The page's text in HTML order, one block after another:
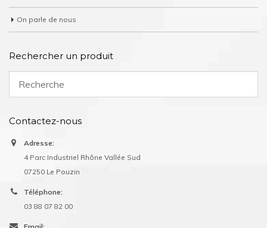
On parle de nous
Rechercher un produit
Contactez-nous
Adresse:
4 Parc Industriel Rhône Vallée Sud
07250 Le Pouzin
Téléphone:
03 88 07 82 00